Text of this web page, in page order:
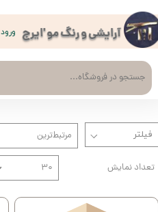
آرایشی و رنگ مو 'ایرج ورود
حساب کاربری من
تغییر گذر واژه
سفارشات
خروج از حساب کاربری
مرتبط‌ترین
تعداد نمایش ۳۰